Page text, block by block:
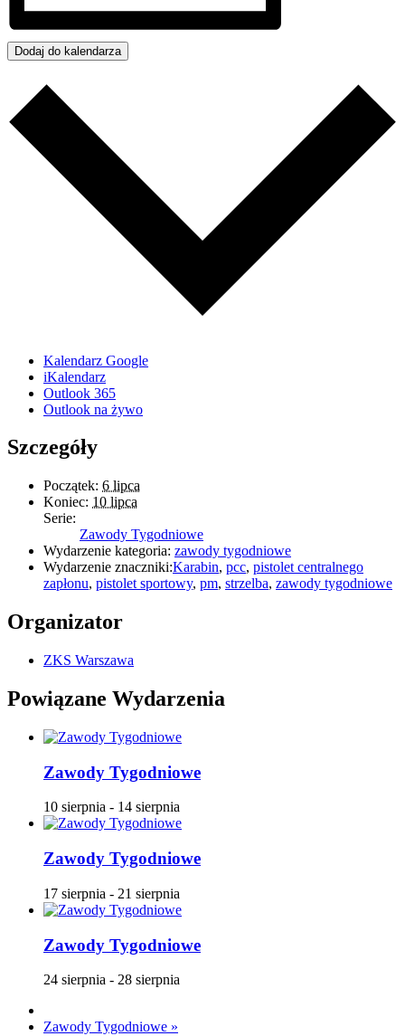
Dodaj do kalendarza
Kalendarz Google
iKalendarz
Outlook 365
Outlook na żywo
Szczegóły
Początek: 6 lipca
Koniec: 10 lipca
Serie:
Zawody Tygodniowe
Wydarzenie kategoria: zawody tygodniowe
Wydarzenie znaczniki:Karabin, pcc, pistolet centralnego
zapłonu, pistolet sportowy, pm, strzelba, zawody tygodniowe
Organizator
ZKS Warszawa
Powiązane Wydarzenia
Zawody Tygodniowe
10 sierpnia - 14 sierpnia
Zawody Tygodniowe
17 sierpnia - 21 sierpnia
Zawody Tygodniowe
24 sierpnia - 28 sierpnia
Zawody Tygodniowe »